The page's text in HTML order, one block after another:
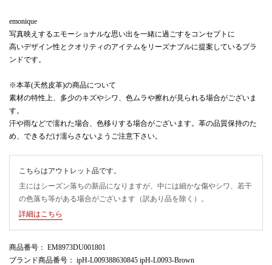
emonique
写真映えするエモーショナルな思い出を一緒に過ごすをコンセプトに
高いデザイン性とクオリティのアイテムをリーズナブルに提案しているブラ
ンドです。
※本革(天然皮革)の商品について
素材の特性上、多少のキズやシワ、色ムラや擦れが見られる場合がございま
す。
汗や雨などで濡れた場合、色移りする場合がございます。革の品質保持のた
め、できるだけ濡らさないようご注意下さい。
こちらはアウトレット品です。
主にはシーズン落ちの新品になりますが、中には細かな傷やシワ、若干
の色落ち等がある場合がございます（訳あり品を除く）。
詳細はこちら
商品番号 ： EM8973DU001801
ブランド商品番号 ： ipH-L009388630845 ipH-L0093-Brown